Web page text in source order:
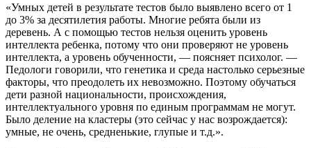
«Умных детей в результате тестов было выявлено всего от 1
до 3% за десятилетия работы. Многие ребята были из
деревень. А с помощью тестов нельзя оценить уровень
интеллекта ребенка, потому что они проверяют не уровень
интеллекта, а уровень обученности, — поясняет психолог. —
Педологи говорили, что генетика и среда настолько серьезные
факторы, что преодолеть их невозможно. Поэтому обучаться
дети разной национальности, происхождения,
интеллектуального уровня по единым программам не могут.
Было деление на кластеры (это сейчас у нас возрождается):
умные, не очень, средненькие, глупые и т.д.».